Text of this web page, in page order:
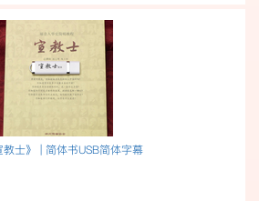
士》 | 简体书USB简体字幕